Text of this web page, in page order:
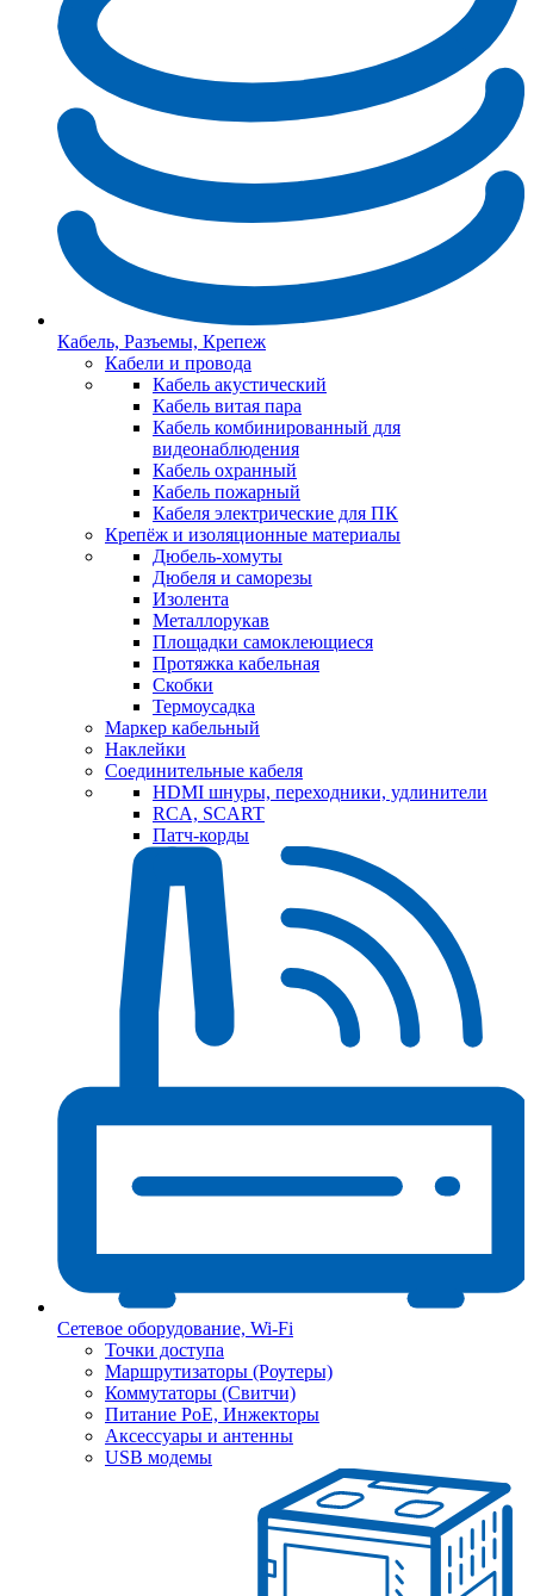
Кабель, Разъемы, Крепеж
Кабели и провода
Кабель акустический
Кабель витая пара
Кабель комбинированный для
видеонаблюдения
Кабель охранный
Кабель пожарный
Кабеля электрические для ПК
Крепёж и изоляционные материалы
Дюбель-хомуты
Дюбеля и саморезы
Изолента
Металлорукав
Площадки самоклеющиеся
Протяжка кабельная
Скобки
Термоусадка
Маркер кабельный
Наклейки
Соединительные кабеля
HDMI шнуры, переходники, удлинители
RCA, SCART
Патч-корды
Сетевое оборудование, Wi-Fi
Точки доступа
Маршрутизаторы (Роутеры)
Коммутаторы (Свитчи)
Питание PoE, Инжекторы
Аксессуары и антенны
USB модемы